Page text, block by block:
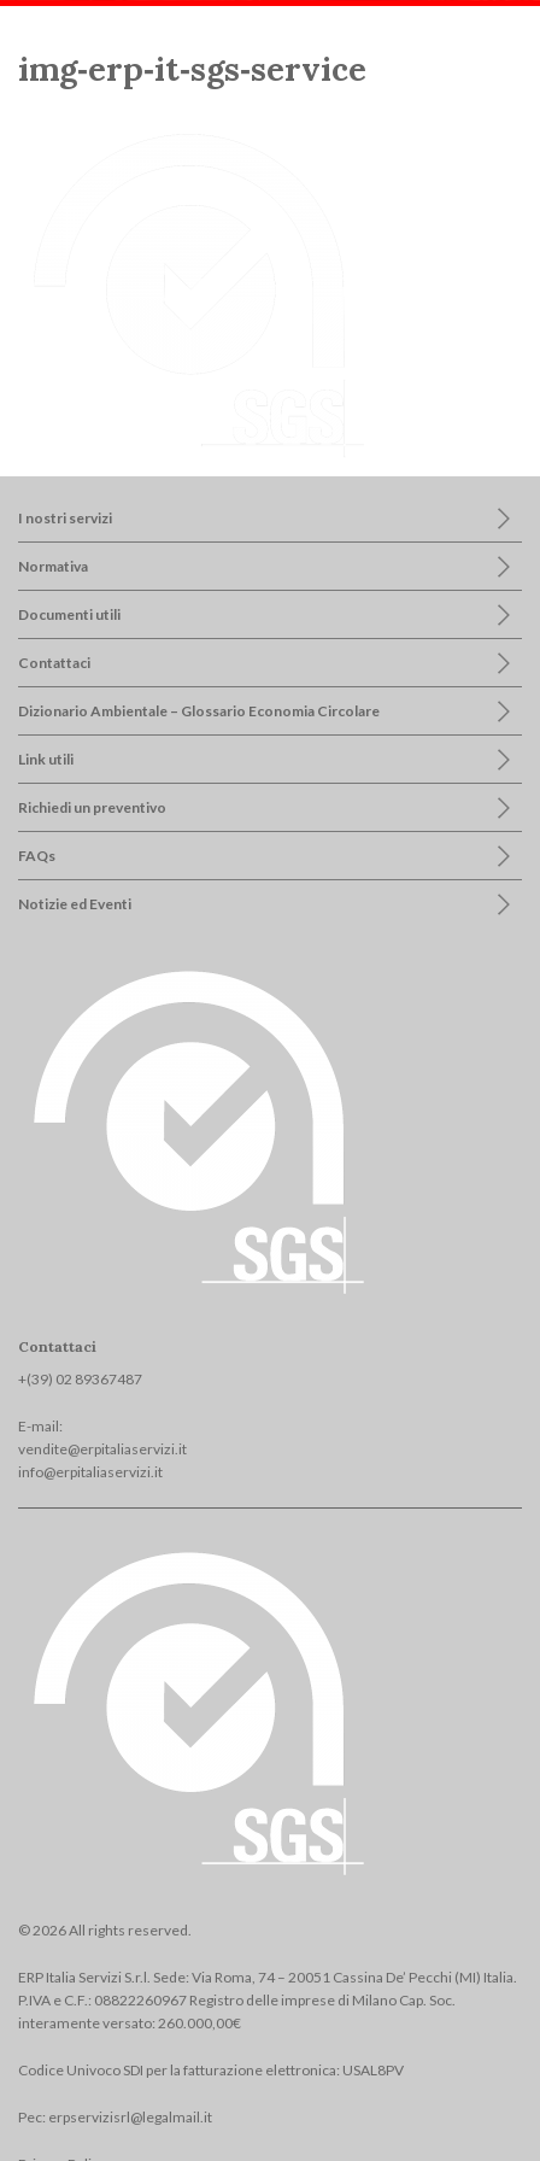
Scorri:Home img-erp-it-sgs-service
img‑erp‑it‑sgs‑service
I nostri servizi
Normativa
Documenti utili
Contattaci
Dizionario Ambientale – Glossario Economia Circolare
Link utili
Richiedi un preventivo
FAQs
Notizie ed Eventi
Contattaci
+(39) 02 89367487
E-mail:
vendite@erpitaliaservizi.it
info@erpitaliaservizi.it
© 2026 All rights reserved.
ERP Italia Servizi S.r.l. Sede: Via Roma, 74 – 20051 Cassina De’ Pecchi (MI) Italia.
P.IVA e C.F.: 08822260967 Registro delle imprese di Milano Cap. Soc.
interamente versato: 260.000,00€
Codice Univoco SDI per la fatturazione elettronica: USAL8PV
Pec: erpservizisrl@legalmail.it